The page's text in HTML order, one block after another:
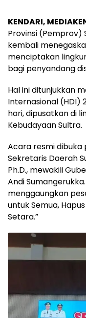
KENDARI,
Provinsi (Pemprov)
kembali
menciptakan
bagi penyandang
Hal ini ditunjukkan
Internasional (HDI)
hari, dipusatkan di
Kebudayaan Sultra.
Acara resmi dibuka
Sekretaris Daerah
Ph.D., mewakili
Andi
menggaungkan
untuk Semua,
Setara.”